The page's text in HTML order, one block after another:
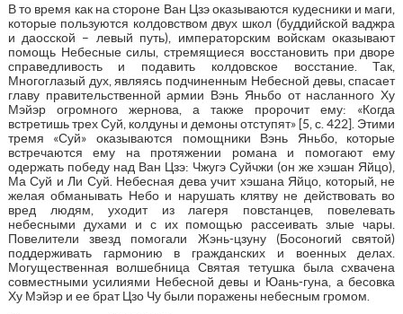
В то время как на стороне Ван Цзэ оказываются кудесники и маги,
которые пользуются колдовством двух школ (буддийской ваджра
и даосской – левый путь), императорским войскам оказывают
помощь Небесные силы, стремящиеся восстановить при дворе
справедливость и подавить колдовское восстание. Так,
Многоглазый дух, являясь подчиненным Небесной девы, спасает
главу правительственной армии Вэнь Яньбо от насланного Ху
Мэйэр огромного жернова, а также пророчит ему: «Когда
встретишь трех Суй, колдуны и демоны отступят» [5, с. 422]. Этими
тремя «Суй» оказываются помощники Вэнь Яньбо, которые
встречаются ему на протяжении романа и помогают ему
одержать победу над Ван Цзэ: Чжугэ Суйчжи (он же хэшан Яйцо),
Ма Суй и Ли Суй. Небесная дева учит хэшана Яйцо, который, не
желая обманывать Небо и нарушать клятву не действовать во
вред людям, уходит из лагеря повстанцев, повелевать
небесными духами и с их помощью рассеивать злые чары.
Повелители звезд помогали Жэнь-цзуну (Босоногий святой)
поддерживать гармонию в гражданских и военных делах.
Могущественная волшебница Святая тетушка была схвачена
совместными усилиями Небесной девы и Юань-гуна, а бесовка
Ху Мэйэр и ее брат Цзо Чу были поражены небесным громом.